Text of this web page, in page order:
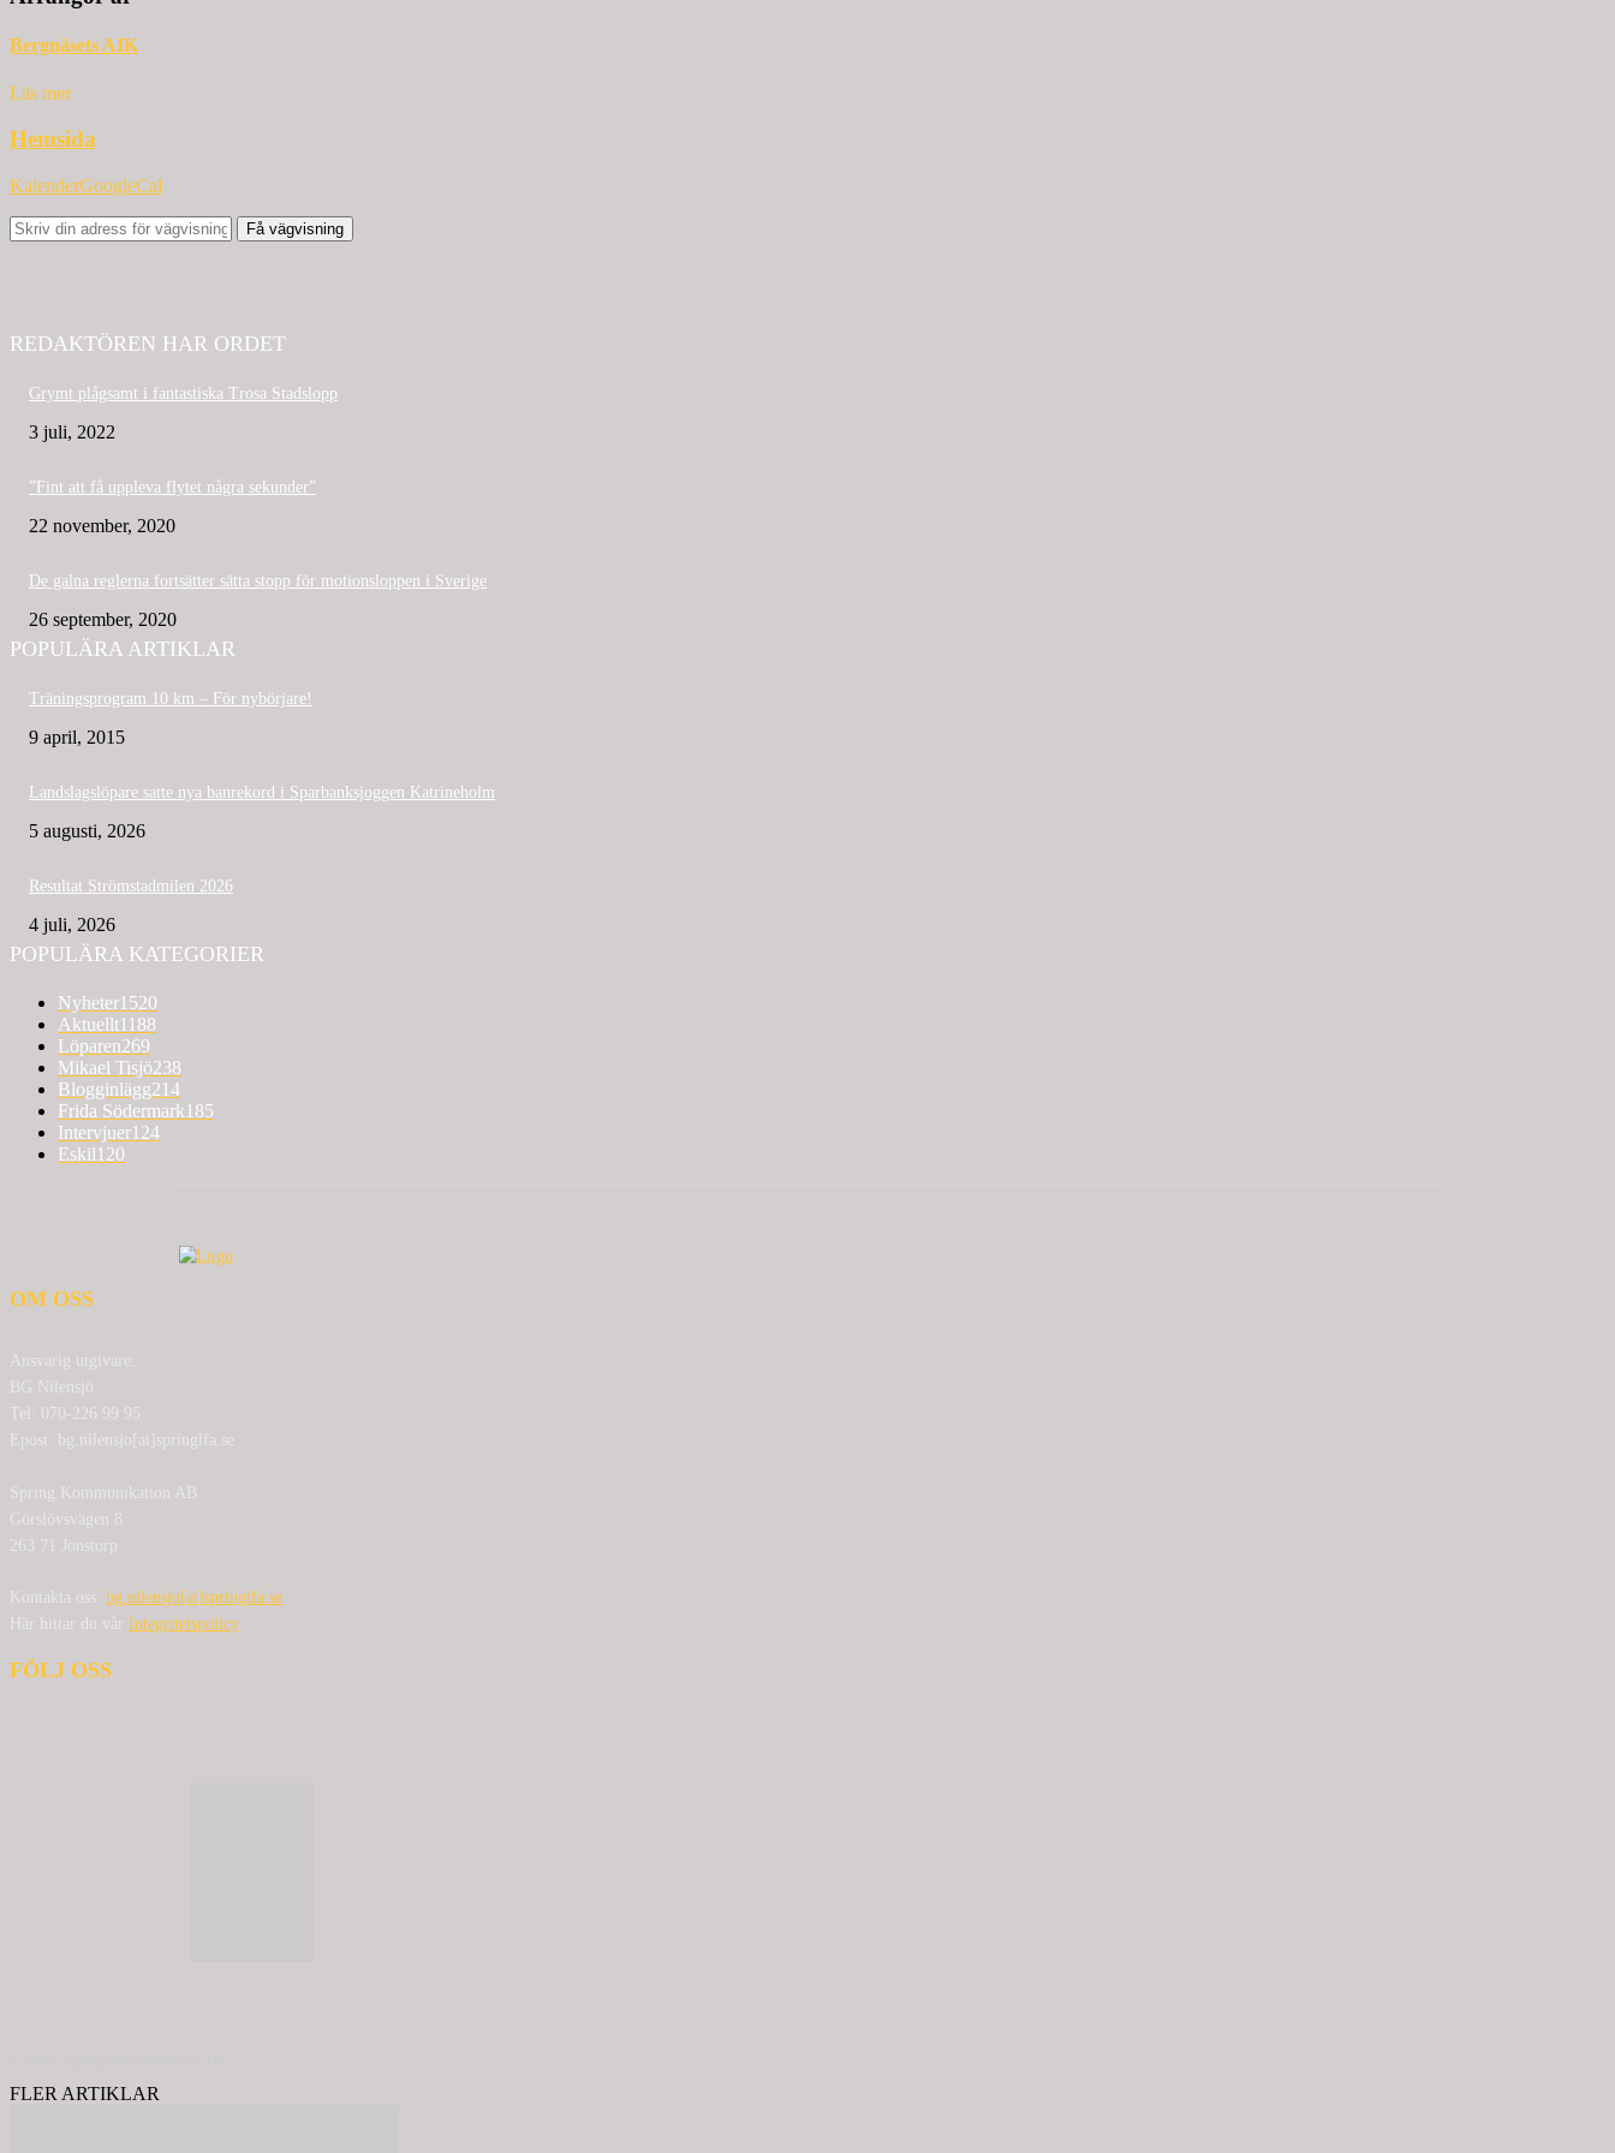
Bergnäsets AIK
Läs mer
Hemsida
KalenderGoogleCal
Få vägvisning
REDAKTÖREN HAR ORDET
Grymt plågsamt i fantastiska Trosa Stadslopp
3 juli, 2022
”Fint att få uppleva flytet några sekunder”
22 november, 2020
De galna reglerna fortsätter sätta stopp för motionsloppen i Sverige
26 september, 2020
POPULÄRA ARTIKLAR
Träningsprogram 10 km – För nybörjare!
9 april, 2015
Landslagslöpare satte nya banrekord i Sparbanksjoggen Katrineholm
5 augusti, 2026
Resultat Strömstadmilen 2026
4 juli, 2026
POPULÄRA KATEGORIER
Nyheter1520
Aktuellt1188
Löparen269
Mikael Tisjö238
Blogginlägg214
Frida Södermark185
Intervjuer124
Eskil120
OM OSS
Ansvarig utgivare:
BG Nilensjö
Tel: 070-226 99 95
Epost: bg.nilensjo[at]springlfa.se
Spring Kommunikation AB
Görslövsvägen 8
263 71 Jonstorp
Kontakta oss: bg.nilensjo[at]springlfa.se
Här hittar du vår Integritetspolicy
FÖLJ OSS
FLER ARTIKLAR